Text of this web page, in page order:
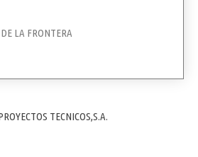
TECNICOS,S.A.
LA FRONTERA